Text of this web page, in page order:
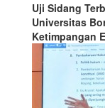
Uji Sidang
Universitas
Ketimpangan